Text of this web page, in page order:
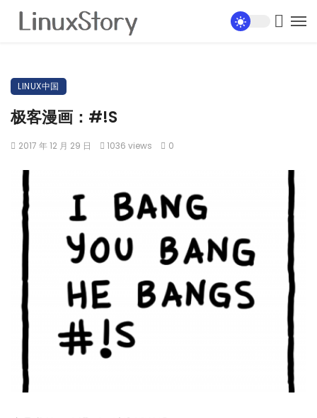
LINUX中国
极客漫画：#!S
2017 年 12 月 29 日 1036 views 0